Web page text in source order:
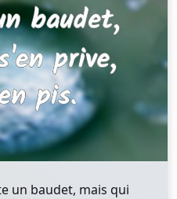
un baudet, mais qui